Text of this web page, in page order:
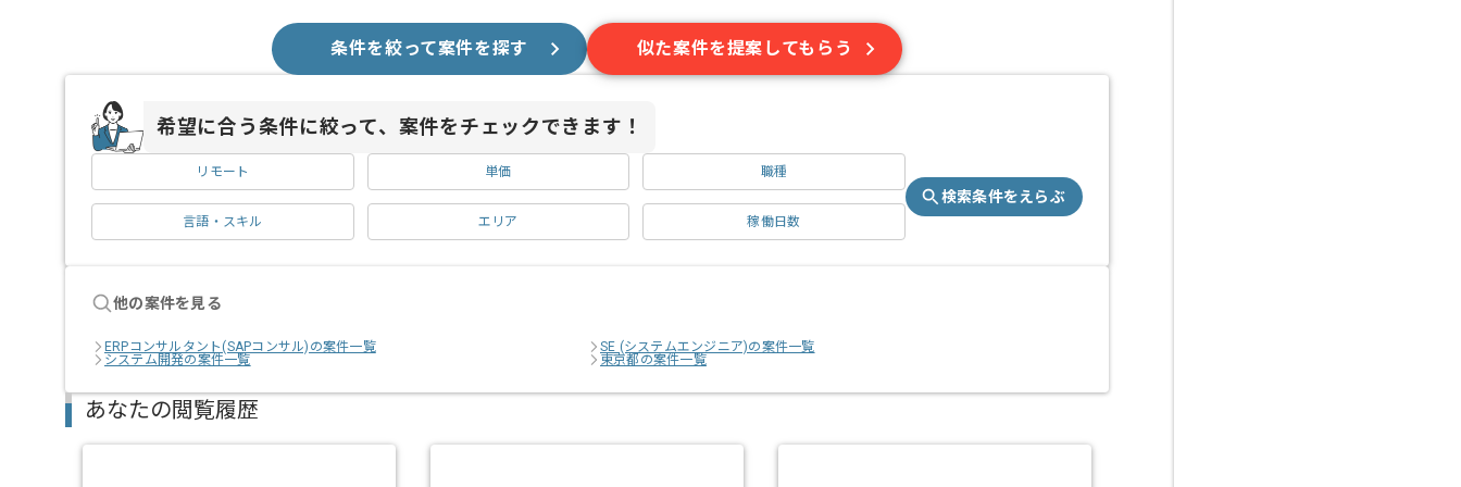
条件を絞って案件を探す 似た案件を提案してもらう
希望に合う条件に絞って、案件をチェックできます！
リモート 単価 職種
言語・スキル エリア 稼働日数
検索条件をえらぶ
他の案件を見る
ERPコンサルタント(SAPコンサル)の案件一覧
SE (システムエンジニア)の案件一覧
システム開発の案件一覧
東京都の案件一覧
あなたの閲覧履歴